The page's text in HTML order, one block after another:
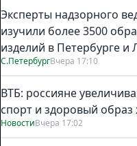
Эксперты надзорного
изучили более 3500
изделий в Петербурге и
С.ПетербургВчера 17:10
ВТБ: россияне
спорт и здоровый образ
НовостиВчера 17:02